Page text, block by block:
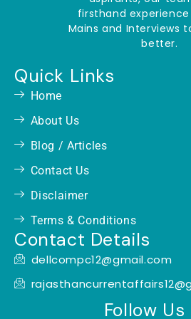
firsthand experience
Mains and Interviews
better.
Quick Links
Home
About Us
Blog / Articles
Contact Us
Disclaimer
Terms & Conditions
Contact Details
dellcompc12@gmail.com
Follow Us